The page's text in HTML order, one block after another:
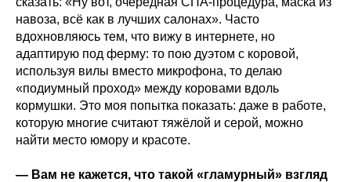
навоза, всё как в лучших салонах». Часто
вдохновляюсь тем, что вижу в интернете, но
адаптирую под ферму: то пою дуэтом с коровой,
используя вилы вместо микрофона, то делаю
«подиумный проход» между коровами вдоль
кормушки. Это моя попытка показать: даже в работе,
которую многие считают тяжёлой и серой, можно
найти место юмору и красоте.
— Вам не кажется, что такой «гламурный» взгляд